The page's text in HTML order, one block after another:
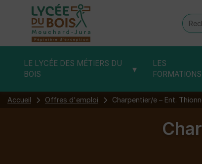
LE LYCÉE DES MÉTIERS DU
BOIS
▾
LES
FORMATIONS
Accueil Offres d'emploi Charpentier/e – Ent.